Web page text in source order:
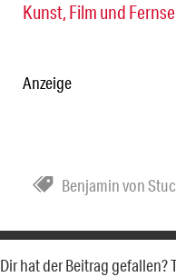
Kunst, Film und
Anzeige
Benjamin von
Dir hat der Beitrag gefallen?